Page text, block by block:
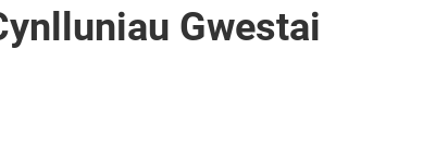
Gwestai